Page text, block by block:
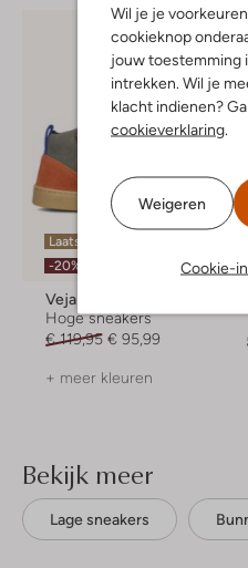
Wil je je
cookieknop
jouw toestemming
intrekken. Wil je
klacht indienen?
cookieverklaring.
Weigeren
Cookie-
Laatste maten
-20%
Veja
Hoge sneakers
€ 119,95 € 95,99
+ meer kleuren
Bekijk meer
Lage sneakers